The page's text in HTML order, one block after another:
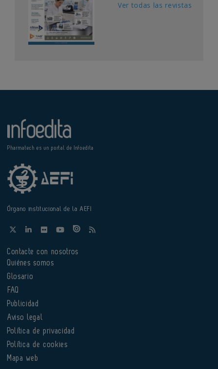
Ver todas las revistas
Pharmatech es un portal de Infoedita
Órgano institucional de la AEFI
Contacte con nosotros
Quiénes somos
Glosario
FAQ
Publicidad
Aviso legal
Política de privacidad
Política de cookies
Mapa web